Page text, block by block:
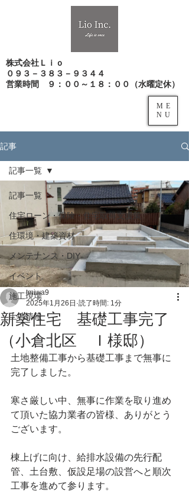
ME
NU
株式会社Ｌｉｏ
０９３－３８３－９３４４
​営業時間 ９：００～１８：００（水曜定休）
記事
記事一覧
住宅ローン・保険・住宅取得支援策
住環境・建築資材
メンテナンス・DIY
イベント
施工現場
土地情報
記事一覧
新築住宅 基礎工事完了
（小倉北区 Ｉ様邸）
tmiwa9
2025年1月26日 読了時間: 1分
土地整備工事から基礎工事まで無事に
完了しました。
寒さ厳しい中、無事に作業を取り進め
て頂いた協力業者の皆様、ありがとう
ございます。
棟上げに向け、給排水設備の先行配
管、土台敷、仮設足場の設営へと順次
工事を進めて参ります。